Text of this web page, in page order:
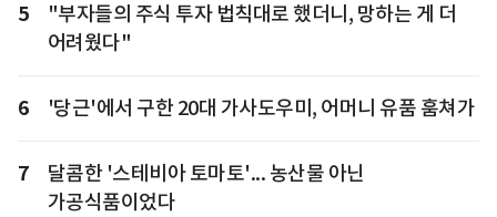
5
"부자들의 주식 투자 법칙대로 했더니, 망하는 게 더
어려웠다"
6 '당근'에서 구한 20대 가사도우미, 어머니 유품 훔쳐가
7
달콤한 '스테비아 토마토'... 농산물 아닌
가공식품이었다